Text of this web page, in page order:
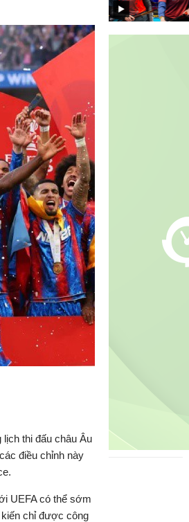
thi đấu châu Âu
điều chỉnh này
UEFA có thể sớm
chỉ được công